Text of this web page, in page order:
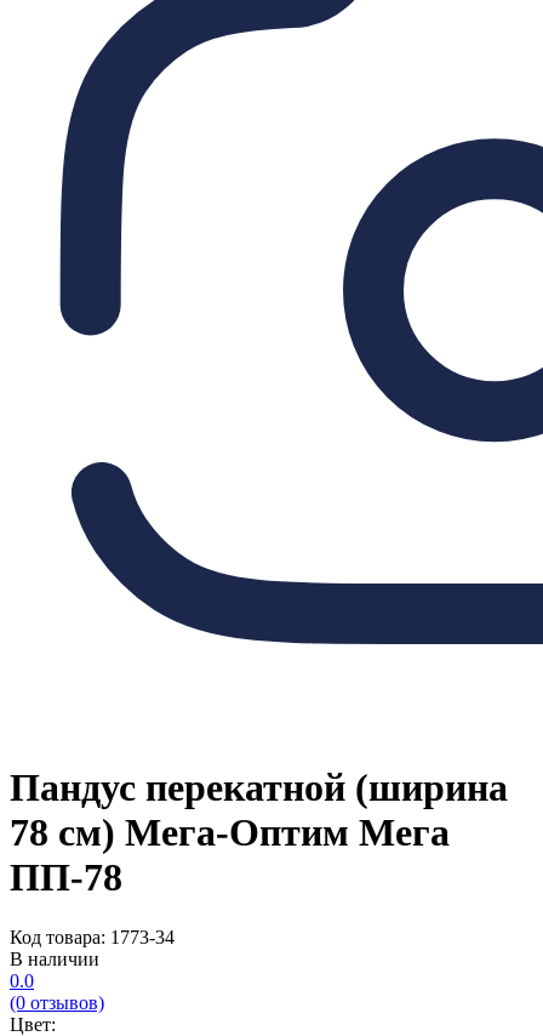
Пандус перекатной (ширина
78 см) Мега-Оптим Мега
ПП-78
Код товара: 1773-34
В наличии
0.0
(0 отзывов)
Цвет: